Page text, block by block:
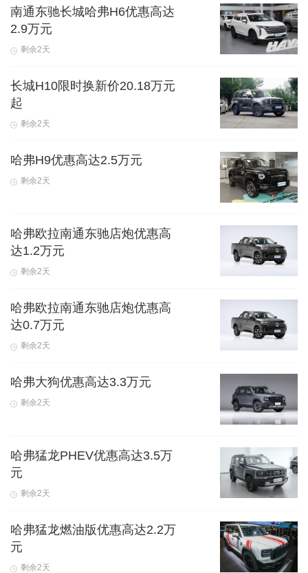
南通东驰长城哈弗H6优惠高达
2.9万元
剩余2天
长城H10限时换新价20.18万元
起
剩余2天
哈弗H9优惠高达2.5万元
剩余2天
哈弗欧拉南通东驰店炮优惠高
达1.2万元
剩余2天
哈弗欧拉南通东驰店炮优惠高
达0.7万元
剩余2天
哈弗大狗优惠高达3.3万元
剩余2天
哈弗猛龙PHEV优惠高达3.5万
元
剩余2天
哈弗猛龙燃油版优惠高达2.2万
元
剩余2天